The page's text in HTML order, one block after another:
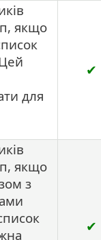
якщо
для
✔
якщо
з
✔